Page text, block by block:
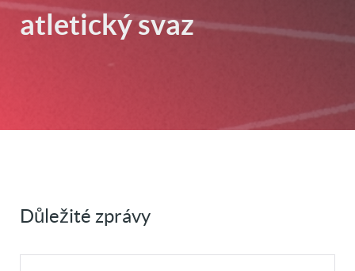
atletický svaz
Důležité zprávy